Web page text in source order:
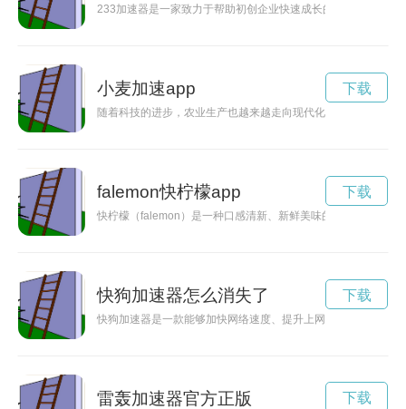
233加速器是一家致力于帮助初创企业快速成长的机构，通过
小麦加速app
随着科技的进步，农业生产也越来越走向现代化。小麦作为我
下载
falemon快柠檬app
快柠檬（falemon）是一种口感清新、新鲜美味的水果，富含
下载
快狗加速器怎么消失了
快狗加速器是一款能够加快网络速度、提升上网体验的工具。
下载
雷轰加速器官方正版 下载